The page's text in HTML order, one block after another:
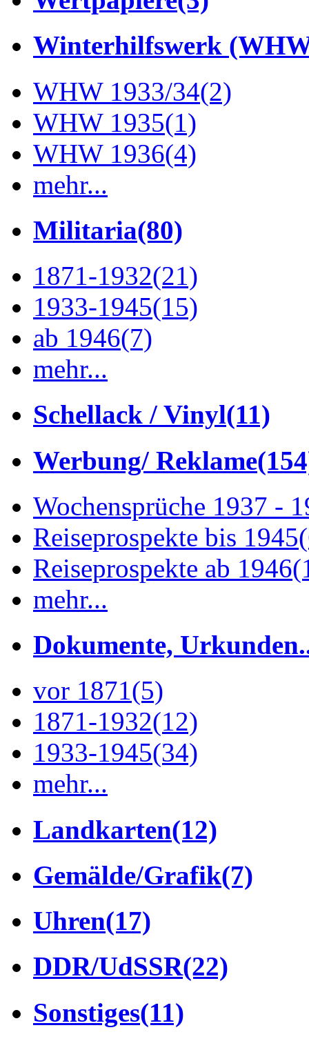
Winterhilfswerk
WHW 1933/34(2)
WHW 1935(1)
WHW 1936(4)
mehr...
Militaria(80)
1871-1932(21)
1933-1945(15)
ab 1946(7)
mehr...
Schellack / Vinyl(11)
Werbung/ Reklame
Wochensprüche 1937 -
Reiseprospekte bis 1945
Reiseprospekte ab 1946
mehr...
Dokumente,
vor 1871(5)
1871-1932(12)
1933-1945(34)
mehr...
Landkarten(12)
Gemälde/Grafik(7)
Uhren(17)
DDR/UdSSR(22)
Sonstiges(11)